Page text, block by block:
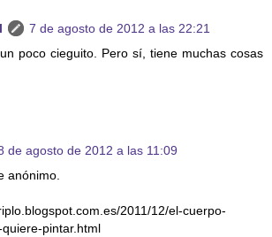
7 de agosto de 2012 a las 22:21
poco cieguito. Pero sí, tiene muchas cosas
de agosto de 2012 a las 11:09
anónimo.
2011/12/el-cuerpo-
pintar.html